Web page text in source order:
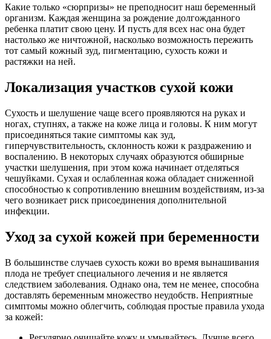
Какие только «сюрпризы» не преподносит наш беременный
организм. Каждая женщина за рождение долгожданного
ребенка платит свою цену. И пусть для всех нас она будет
настолько же ничтожной, насколько возможность пережить
тот самый кожный зуд, пигментацию, сухость кожи и
растяжки на ней.
Локализация участков сухой кожи
Сухость и шелушение чаще всего проявляются на руках и
ногах, ступнях, а также на коже лица и головы. К ним могут
присоединяться такие симптомы как зуд,
гиперчувствительность, склонность кожи к раздражению и
воспалению. В некоторых случаях образуются обширные
участки шелушения, при этом кожа начинает отделяться
чешуйками. Сухая и ослабленная кожа обладает сниженной
способностью к сопротивлению внешним воздействиям, из-за
чего возникает риск присоединения дополнительной
инфекции.
Уход за сухой кожей при беременности
В большинстве случаев сухость кожи во время вынашивания
плода не требует специального лечения и не является
следствием заболевания. Однако она, тем не менее, способна
доставлять беременным множество неудобств. Неприятные
симптомы можно облегчить, соблюдая простые правила ухода
за кожей: